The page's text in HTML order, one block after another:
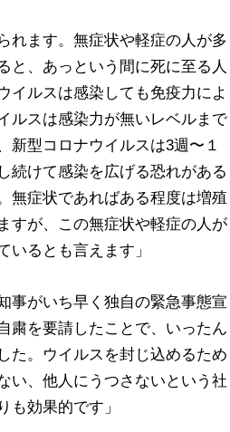
れます。無症状や軽症の人が多
と、あっという間に死に至る人
イルスは感染しても免疫力によ
ルスは感染力が無いレベルまで
新型コロナウイルスは3週〜１
続けて感染を広げる恐れがある
無症状であればある程度は増殖
すが、この無症状や軽症の人が
いるとも言えます」
事がいち早く独自の緊急事態宣
粛を要請したことで、いったん
た。ウイルスを封じ込めるため
い、他人にうつさないという社
も効果的です」